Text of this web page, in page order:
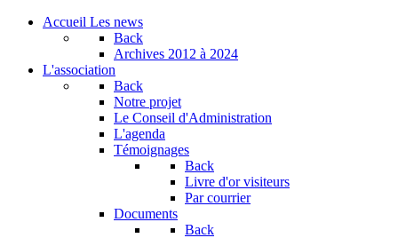
Accueil Les news
Back
Archives 2012 à 2024
L'association
Back
Notre projet
Le Conseil d'Administration
L'agenda
Témoignages
Back
Livre d'or visiteurs
Par courrier
Documents
Back